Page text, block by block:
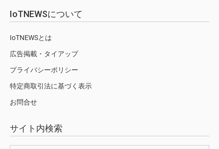
IoTNEWSについて
IoTNEWSとは
広告掲載・タイアップ
プライバシーポリシー
特定商取引法に基づく表示
お問合せ
サイト内検索